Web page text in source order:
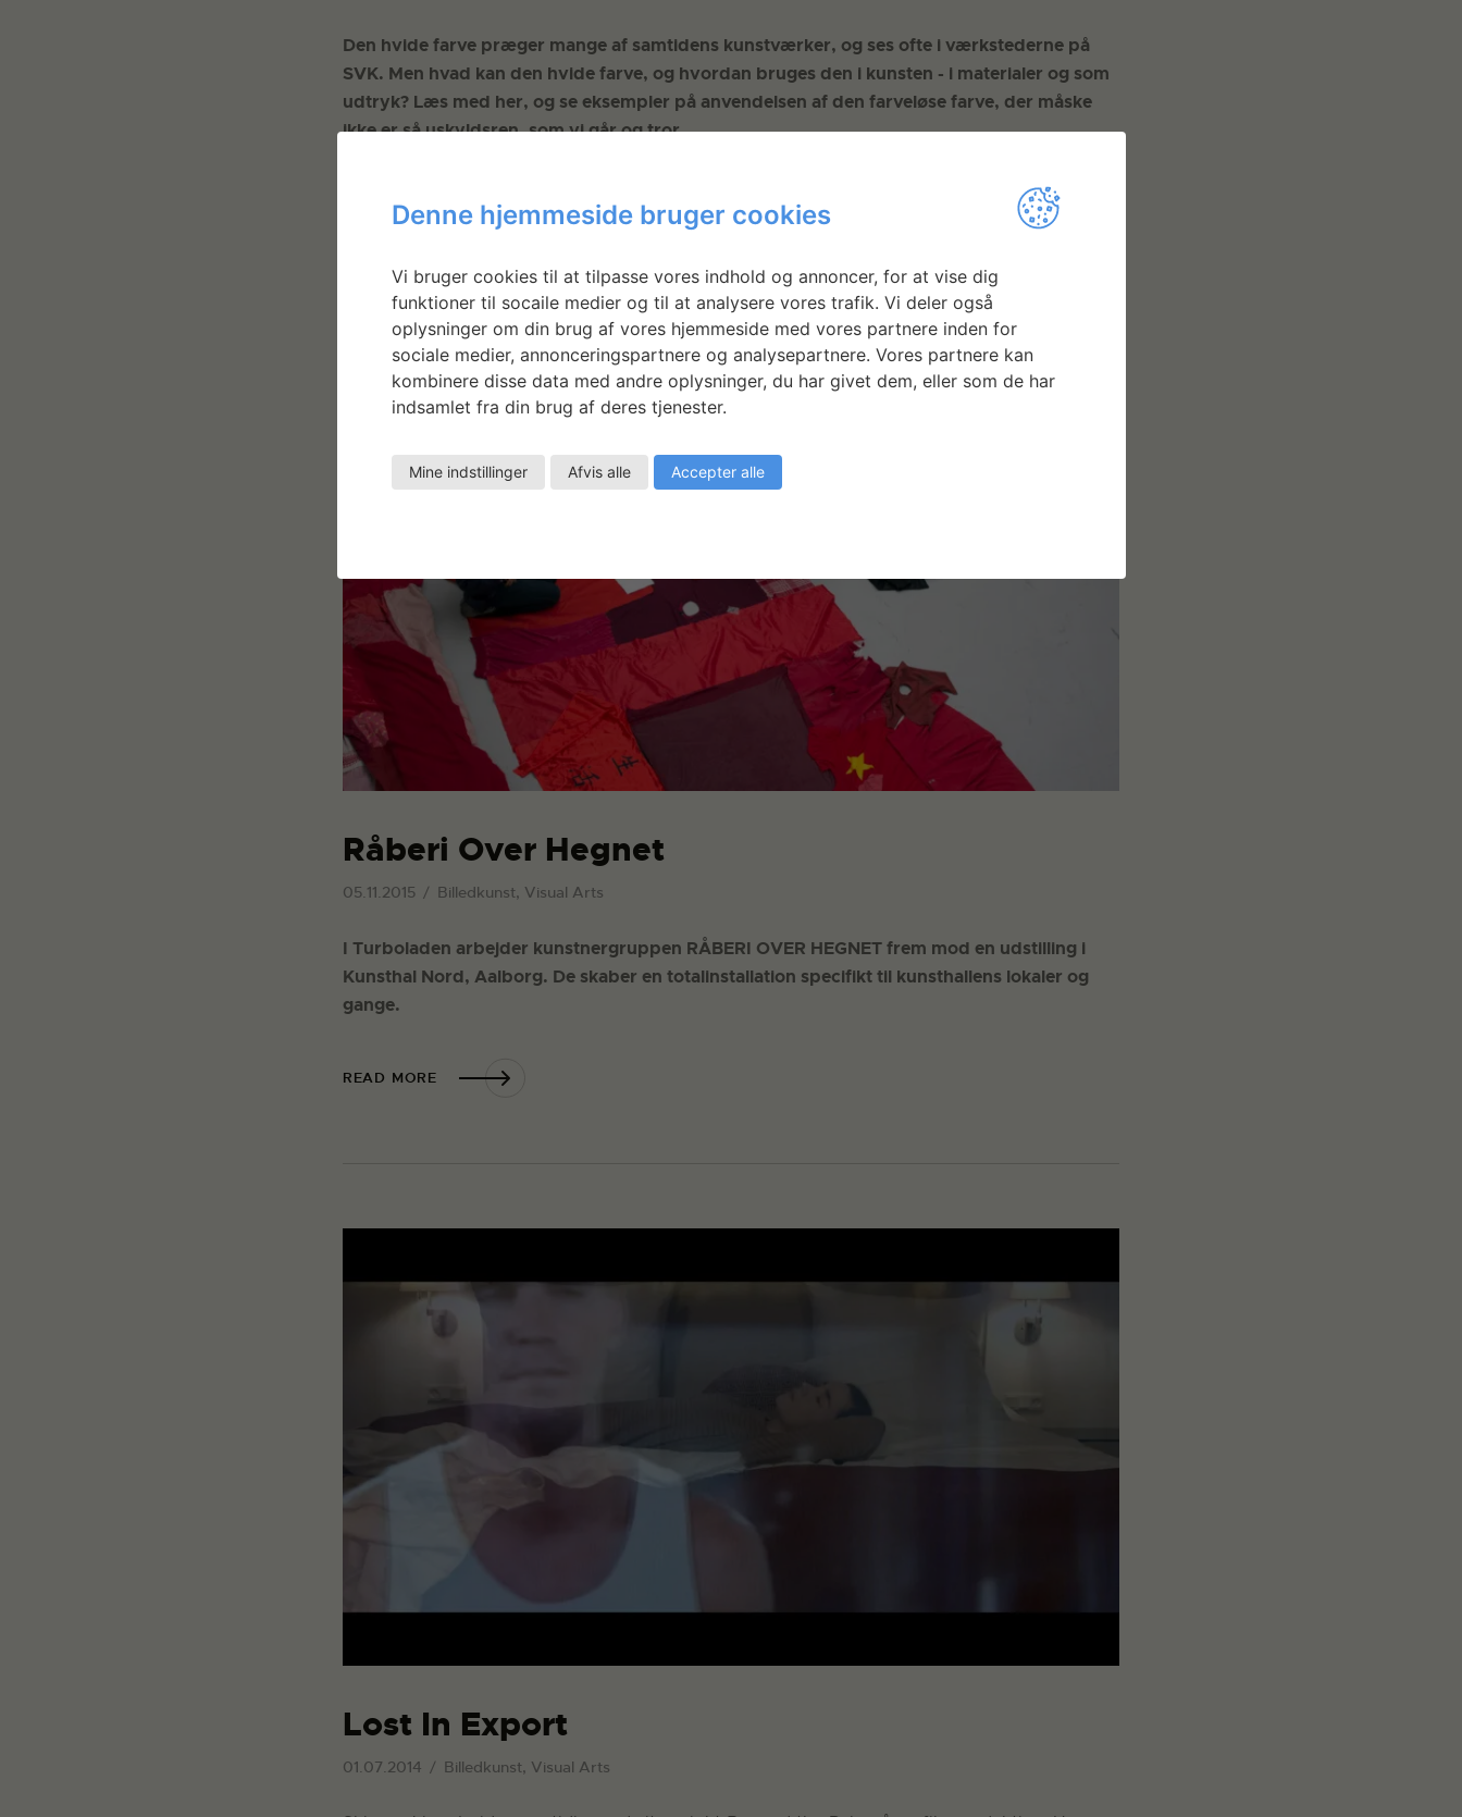
Den hvide farve præger mange af samtidens kunstværker, og ses ofte i værkstederne på
SVK. Men hvad kan den hvide farve, og hvordan bruges den i kunsten - i materialer og som
udtryk? Læs med her, og se eksempler på anvendelsen af den farveløse farve, der måske
ikke er så uskyldsren, som vi går og tror.
READ MORE
Råberi Over Hegnet
05.11.2015 Billedkunst, Visual Arts
I Turboladen arbejder kunstnergruppen RÅBERI OVER HEGNET frem mod en udstilling i
Kunsthal Nord, Aalborg. De skaber en totalinstallation specifikt til kunsthallens lokaler og
gange.
READ MORE
Lost In Export
01.07.2014 Billedkunst, Visual Arts
Denne hjemmeside bruger cookies
Vi bruger cookies til at tilpasse vores indhold og annoncer, for at vise dig
funktioner til socaile medier og til at analysere vores trafik. Vi deler også
oplysninger om din brug af vores hjemmeside med vores partnere inden for
sociale medier, annonceringspartnere og analysepartnere. Vores partnere kan
kombinere disse data med andre oplysninger, du har givet dem, eller som de har
indsamlet fra din brug af deres tjenester.
Mine indstillinger Afvis alle Accepter alle